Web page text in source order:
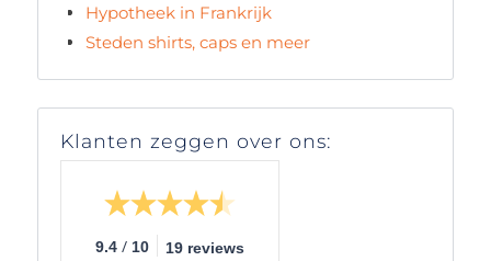
Hypotheek in Frankrijk
Steden shirts, caps en meer
Klanten zeggen over ons:
9.4 / 10 19 reviews